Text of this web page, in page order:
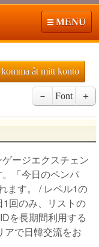
MENU
åt mitt konto
－ Font ＋
ージエクスチェン
「今日のペンパ
ます。 / レベル1の
回のみ、リストの
を長期間利用する
アで日韓交流をお